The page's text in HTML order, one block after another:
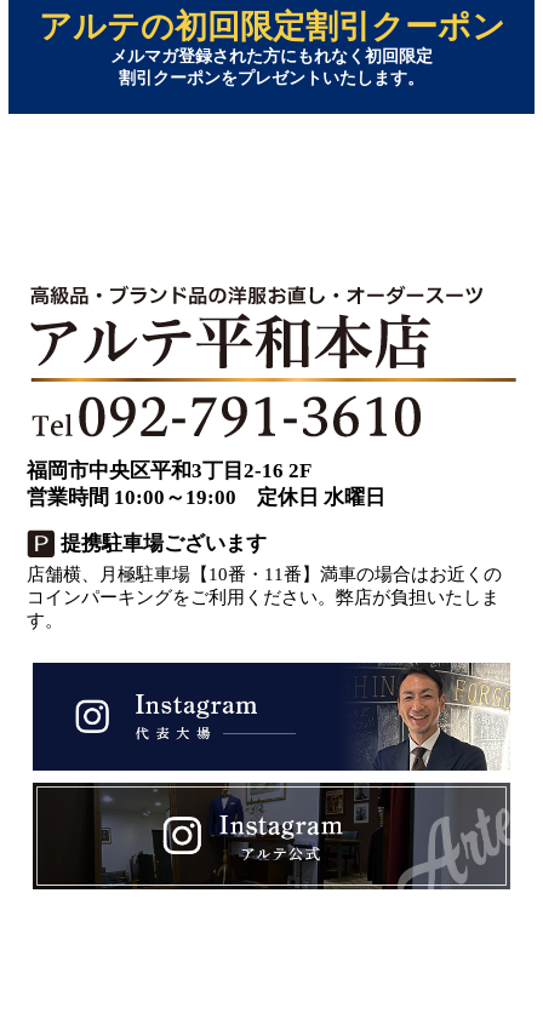
アルテの初回限定割引クーポン
メルマガ登録された方にもれなく初回限定
割引クーポンをプレゼントいたします。
福岡市中央区平和3丁目2-16 2F
営業時間 10:00～19:00 定休日 水曜日
提携駐車場ございます
店舗横、月極駐車場【10番・11番】満車の場合はお近くの
コインパーキングをご利用ください。弊店が負担いたしま
す。